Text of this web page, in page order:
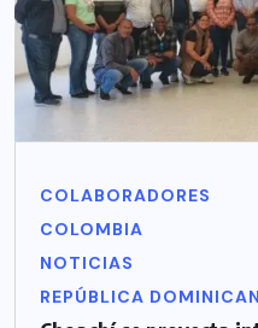
COLABORADORES
COLOMBIA
NOTICIAS
REPÚBLICA